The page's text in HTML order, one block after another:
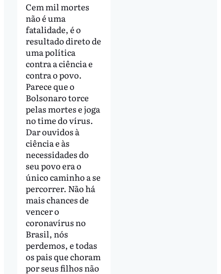
Cem mil mortes
não é uma
fatalidade, é o
resultado direto de
uma política
contra a ciência e
contra o povo.
Parece que o
Bolsonaro torce
pelas mortes e joga
no time do vírus.
Dar ouvidos à
ciência e às
necessidades do
seu povo era o
único caminho a se
percorrer. Não há
mais chances de
vencer o
coronavírus no
Brasil, nós
perdemos, e todas
os pais que choram
por seus filhos não